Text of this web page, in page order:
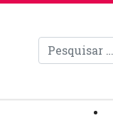
Pesquisar